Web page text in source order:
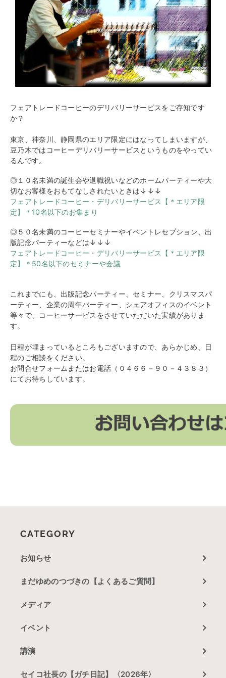
フェアトレードコーヒーのデリバリーサービスをご存知です
か？
東京、神奈川、静岡県のエリア限定にはなってしまいますが、
豆乃木ではコーヒーデリバリーサービスというものをやってい
るんです。
◎１０名未満の誕生会や退職祝いなどのホームパーティーや大
切なお客様をおもてなしされたいときは↓↓↓
フェアトレードコーヒー・デリバリーサービス【＊エリア限
定】＊10名以下のお集まり
◎５０名未満のコーヒーセミナーやイベントレセプション、出
版記念パーティーなどは↓↓↓
フェアトレードコーヒー・デリバリーサービス【＊エリア限
定】＊50名以下のセミナーや会議
これまでにも、出版記念パーティー、セミナー、クリスマスパ
ーティー、企業の周年パーティー、シェアオフィスのイベント
等々で、コーヒーサービスをさせていただいた実績がありま
す。
日程が埋まっているところもございますので、あらかじめ、日
程のご相談をください。
お問合せフォームまたはお電話（０４６６－９０－４３８３）
にてお待ちしています。
CATEGORY
お知らせ
まだゆめのつづきの【よくあるご質問】
メディア
イベント
講演
セイコ社長の【ガチ日記】〈2026年〉